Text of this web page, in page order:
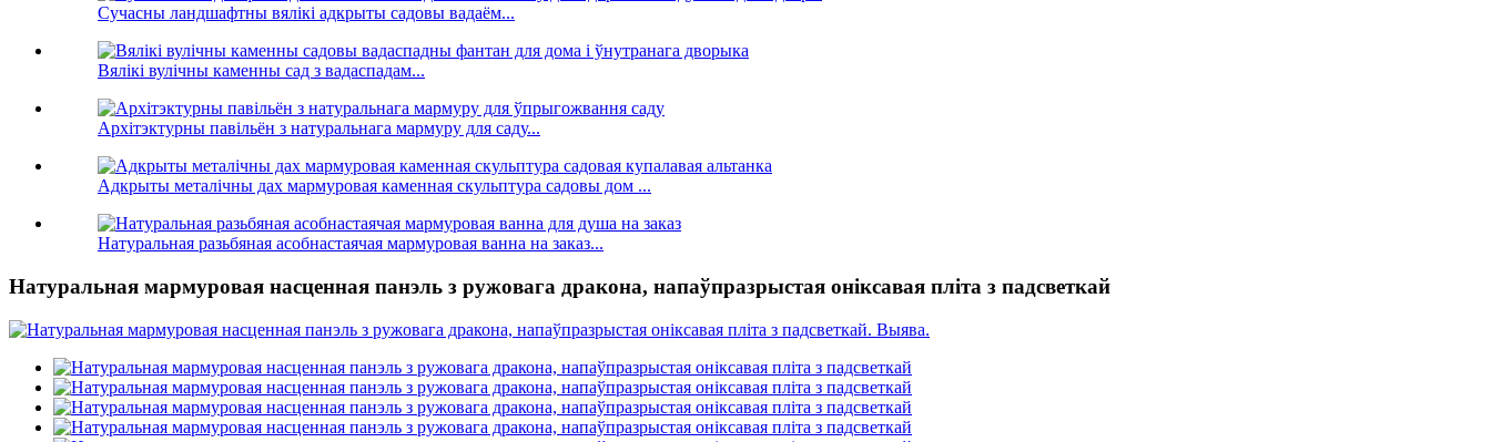
Сучасны ландшафтны вялікі адкрыты садовы вадаём...
Вялікі вулічны каменны сад з вадаспадам...
Архітэктурны павільён з натуральнага мармуру для саду...
Адкрыты металічны дах мармуровая каменная скульптура садовы дом ...
Натуральная разьбяная асобнастаячая мармуровая ванна на заказ...
Натуральная мармуровая насценная панэль з ружовага дракона, напаўпразрыстая оніксавая пліта з падсветкай